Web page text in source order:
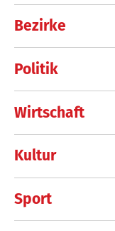
Bezirke
Politik
Wirtschaft
Kultur
Sport